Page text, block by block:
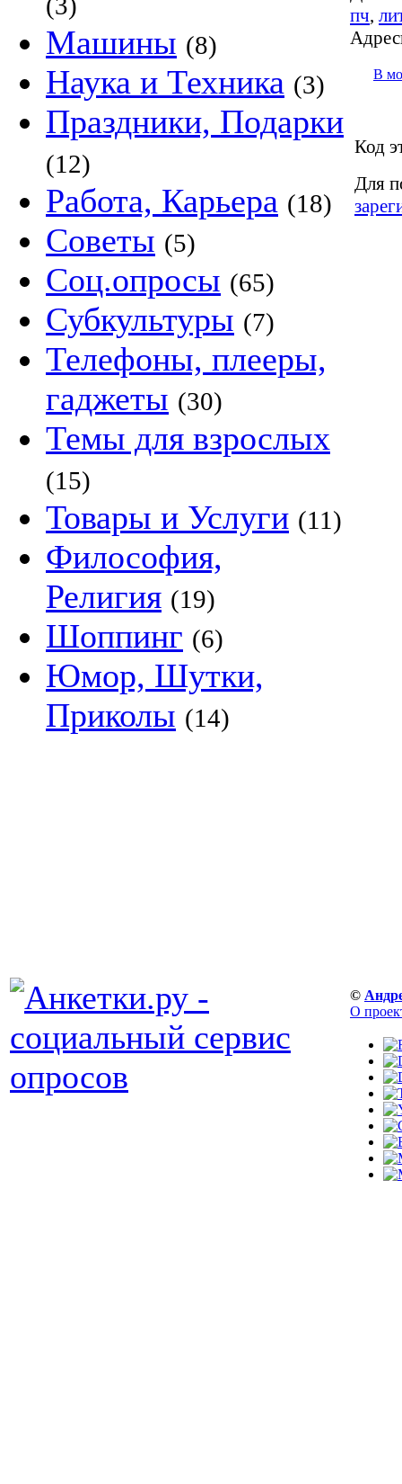
Машины (8)
Наука и Техника (3)
Праздники, Подарки
(12)
Работа, Карьера (18)
Советы (5)
Соц.опросы (65)
Субкультуры (7)
Телефоны, плееры,
гаджеты (30)
Темы для взрослых
(15)
Товары и Услуги (11)
Философия,
Религия (19)
Шоппинг (6)
Юмор, Шутки,
Приколы (14)
пч,
В
Код
Для
©
О